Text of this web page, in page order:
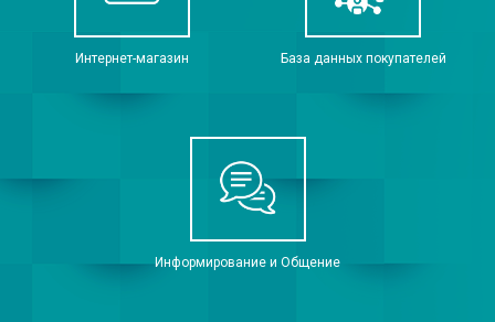
Интернет-магазин База данных покупателей
Информирование и Общение